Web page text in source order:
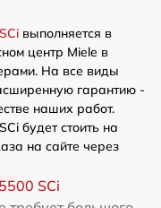
выполняется в
центр Miele в
На все виды
гарантию -
наших работ.
будет стоить на
на сайте через
SCi